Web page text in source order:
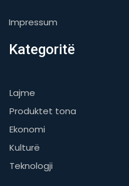
Impressum
Kategoritë
Lajme
Produktet tona
Ekonomi
Kulturë
Teknologji